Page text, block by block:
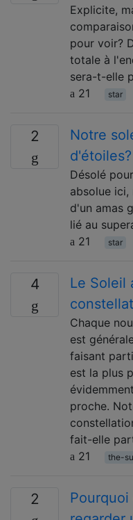
Explicite,
pour voir?
totale à
sera-t-elle
21
star
2
Notre
d'étoiles?
Désolé
absolue
d'un amas
lié au
21
star
4
Le Soleil
Chaque
est
faisant
est la plus
proche.
fait-elle
21
the-
2